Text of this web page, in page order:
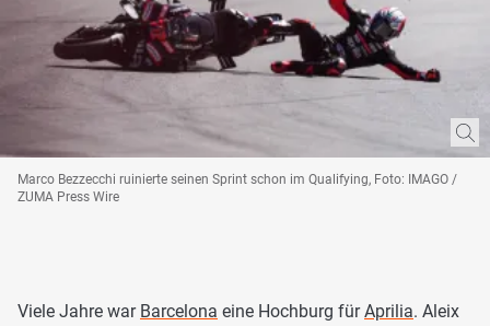
Marco Bezzecchi ruinierte seinen Sprint schon im Qualifying, Foto: IMAGO /
ZUMA Press Wire
Viele Jahre war Barcelona eine Hochburg fürAprilia. Aleix